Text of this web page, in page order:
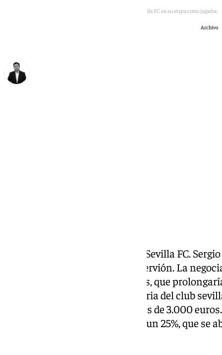
Sergio Ramos en la sala de prensa del Sevilla FC en su etapa como jugador.
Archivo
Acuerdo cerrado de la venta del Sevilla FC.
nuevo propietario del club de Nervión. La
la comprobación de las acciones, que
este importante giro en la historia del club
adquieren la acción por algo más de 3.000
Segunda ese precio se rebajaría un 25%, que